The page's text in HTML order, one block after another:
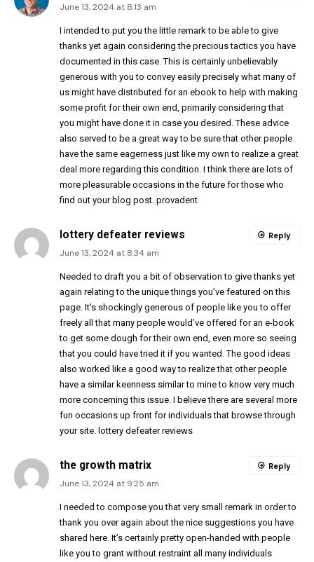
June 13, 2024 at 8:13 am
I intended to put you the little remark to be able to give
thanks yet again considering the precious tactics you have
documented in this case. This is certainly unbelievably
generous with you to convey easily precisely what many of
us might have distributed for an ebook to help with making
some profit for their own end, primarily considering that
you might have done it in case you desired. These advice
also served to be a great way to be sure that other people
have the same eagerness just like my own to realize a great
deal more regarding this condition. I think there are lots of
more pleasurable occasions in the future for those who
find out your blog post. provadent
lottery defeater reviews
June 13, 2024 at 8:34 am
Needed to draft you a bit of observation to give thanks yet
again relating to the unique things you’ve featured on this
page. It’s shockingly generous of people like you to offer
freely all that many people would’ve offered for an e-book
to get some dough for their own end, even more so seeing
that you could have tried it if you wanted. The good ideas
also worked like a good way to realize that other people
have a similar keenness similar to mine to know very much
more concerning this issue. I believe there are several more
fun occasions up front for individuals that browse through
your site. lottery defeater reviews
Reply
the growth matrix
June 13, 2024 at 9:25 am
I needed to compose you that very small remark in order to
thank you over again about the nice suggestions you have
shared here. It’s certainly pretty open-handed with people
like you to grant without restraint all many individuals
Reply